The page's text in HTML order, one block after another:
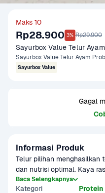
Maks 10
Rp28.900 3% Rp29.900
Sayurbox Value Telur
Sayurbox Value Telur Ayam
Sayurbox Value
Gagal
Informasi Produk
Telur pilihan menghasilkan
dan nutrisi optimal. Kaya
Probiotik adalah pilihan
sehat.
Baca Selengkapnya
Kategori Protein